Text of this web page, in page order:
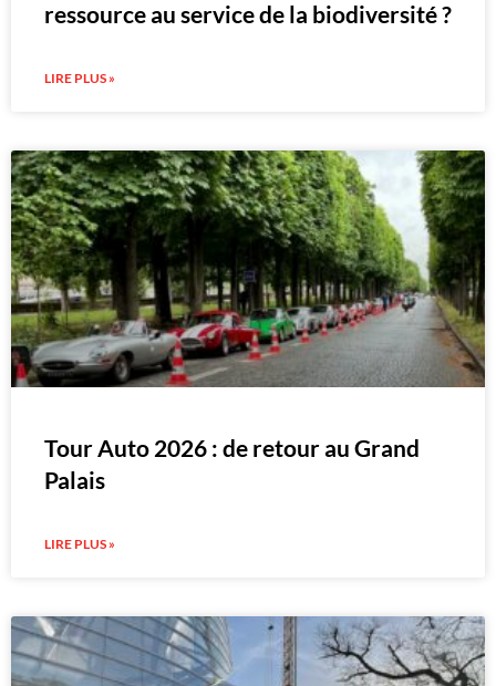
ressource au service de la biodiversité ?
LIRE PLUS »
Tour Auto 2026 : de retour au Grand
Palais
LIRE PLUS »